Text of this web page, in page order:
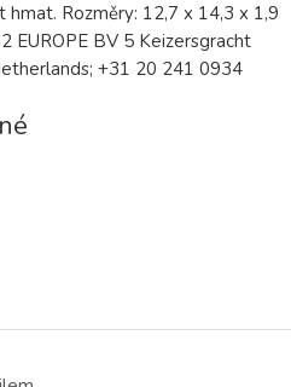
Rozměry: 12,7 x 14,3 x 1,9
EUROPE BV 5 Keizersgracht
+31 20 241 0934